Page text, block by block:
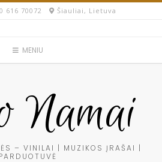
616 70072​ Šiauliai, Lietuva
MENIU
Namai
– VINILAI | MUZIKOS ĮRAŠAI |